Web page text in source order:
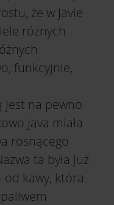
że w Javie
różnych
funkcyjnie,
jest na pewno
Java miała
rosnącego
ta była już
od kawy, która